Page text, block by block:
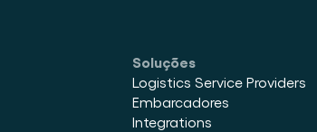
Soluções
Logistics Service Providers
Embarcadores
Integrations